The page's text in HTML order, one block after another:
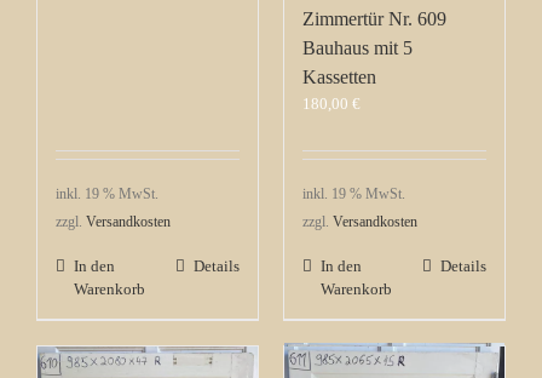
inkl. 19 % MwSt.
zzgl. Versandkosten
In den
Warenkorb
Details
Zimmertür Nr. 609
Bauhaus mit 5
Kassetten
180,00 €
inkl. 19 % MwSt.
zzgl. Versandkosten
In den
Warenkorb
Details